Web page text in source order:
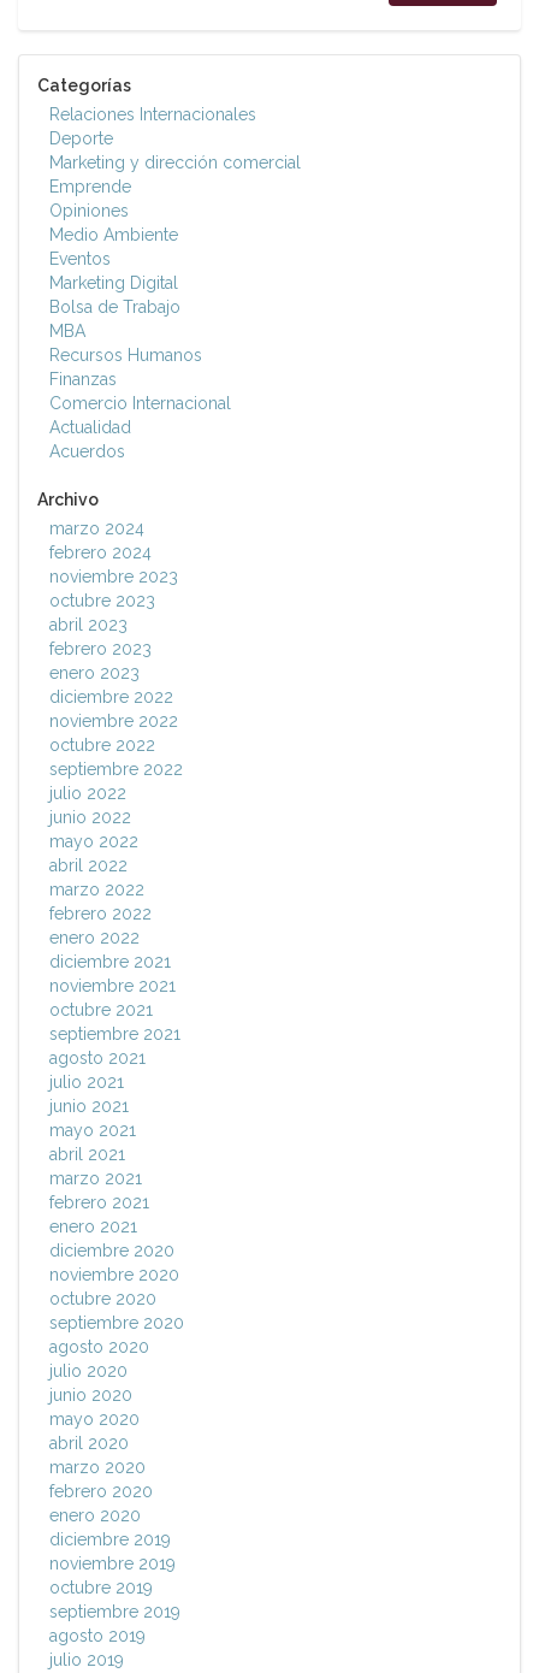
Categorías
Relaciones Internacionales
Deporte
Marketing y dirección comercial
Emprende
Opiniones
Medio Ambiente
Eventos
Marketing Digital
Bolsa de Trabajo
MBA
Recursos Humanos
Finanzas
Comercio Internacional
Actualidad
Acuerdos
Archivo
marzo 2024
febrero 2024
noviembre 2023
octubre 2023
abril 2023
febrero 2023
enero 2023
diciembre 2022
noviembre 2022
octubre 2022
septiembre 2022
julio 2022
junio 2022
mayo 2022
abril 2022
marzo 2022
febrero 2022
enero 2022
diciembre 2021
noviembre 2021
octubre 2021
septiembre 2021
agosto 2021
julio 2021
junio 2021
mayo 2021
abril 2021
marzo 2021
febrero 2021
enero 2021
diciembre 2020
noviembre 2020
octubre 2020
septiembre 2020
agosto 2020
julio 2020
junio 2020
mayo 2020
abril 2020
marzo 2020
febrero 2020
enero 2020
diciembre 2019
noviembre 2019
octubre 2019
septiembre 2019
agosto 2019
julio 2019